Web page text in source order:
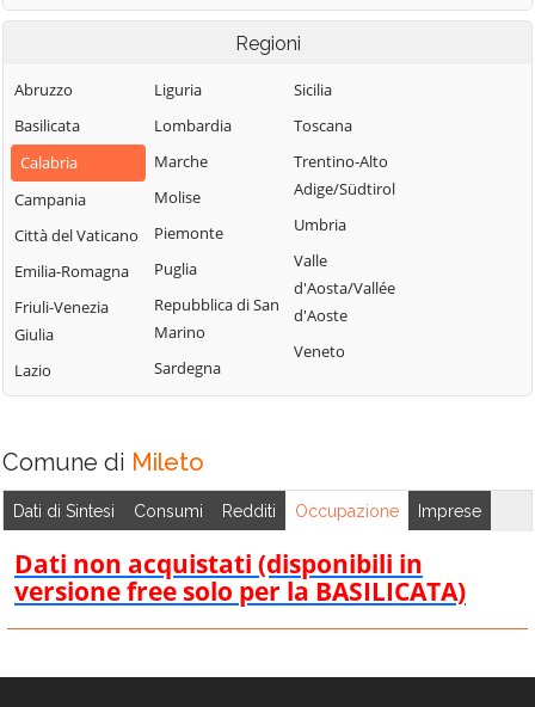
Angitola
Gerocarne
Ionadi
Rombiolo
San Calogero
San Costantino
Calabro
San Gregorio
Zaccanopoli
Zambrone
Zungri
Regioni
Abruzzo
Basilicata
Calabria
Campania
Città del Vaticano
Emilia-Romagna
Friuli-Venezia
Giulia
Lazio
Liguria
Lombardia
Marche
Molise
Piemonte
Puglia
Repubblica di San
Marino
Sardegna
Sicilia
Toscana
Trentino-Alto
Adige/Südtirol
Umbria
Valle
d'Aosta/Vallée
d'Aoste
Veneto
Comune di Mileto
Dati di Sintesi Consumi Redditi Occupazione Imprese
Dati non acquistati (disponibili in
versione free solo per la BASILICATA)